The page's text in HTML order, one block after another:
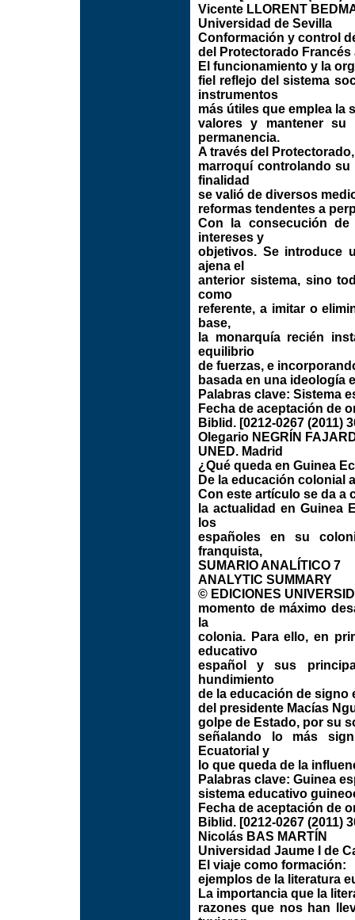
Vicente LLORENT
Universidad de Sevilla
Conformación y control
del Protectorado Francés
El funcionamiento y la
fiel reflejo del sistema
instrumentos
más útiles que emplea la
valores y mantener su
permanencia.
A través del
marroquí controlando su
finalidad
se valió de diversos
reformas tendentes a
Con la consecución
intereses y
objetivos. Se introduce
ajena el
anterior sistema, sino
como
referente, a imitar o
base,
la monarquía recién
equilibrio
de fuerzas, e
basada en una ideología
Palabras clave: Sistema
Fecha de aceptación de
Biblid. [0212-0267 (2011)
Olegario NEGRÍN
UNED. Madrid
¿Qué queda en Guinea
De la educación colonial
Con este artículo se da a
la actualidad en Guinea
los
españoles en su
franquista,
SUMARIO ANALÍTICO 7
ANALYTIC SUMMARY
© EDICIONES
momento de máximo
la
colonia. Para ello, en
educativo
español y sus
hundimiento
de la educación de signo
del presidente Macías
golpe de Estado, por su
señalando lo más
Ecuatorial y
lo que queda de la
Palabras clave: Guinea
sistema educativo
Fecha de aceptación de
Biblid. [0212-0267 (2011)
Nicolás BAS MARTÍN
Universidad Jaume I de
El viaje como formación:
ejemplos de la literatura
La importancia que la
razones que nos han